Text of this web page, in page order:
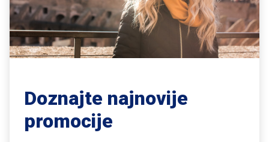
Doznajte najnovije
promocije